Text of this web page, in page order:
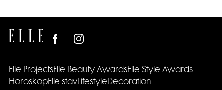
Elle ProjectsElle Beauty AwardsElle Style Awards
HoroskopElle stavLifestyleDecoration